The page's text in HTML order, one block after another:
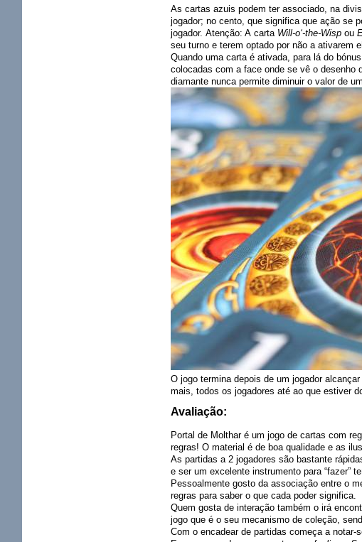
As cartas azuis podem ter associado, na
jogador; no cento, que significa que ação se
jogador. Atenção: A carta Will-o‘-the-Wisp ou
seu turno e terem optado por não a ativarem
Quando uma carta é ativada, para lá do
colocadas com a face onde se vê o desenho
diamante nunca permite diminuir o valor de
O jogo termina depois de um jogador
mais, todos os jogadores até ao que estiver
Avaliação:
Portal de Molthar é um jogo de cartas com
regras! O material é de boa qualidade e as
As partidas a 2 jogadores são bastante
e ser um excelente instrumento para “fazer”
Pessoalmente gosto da associação entre o
regras para saber o que cada poder significa.
Quem gosta de interação também o irá
jogo que é o seu mecanismo de coleção,
Com o encadear de partidas começa a